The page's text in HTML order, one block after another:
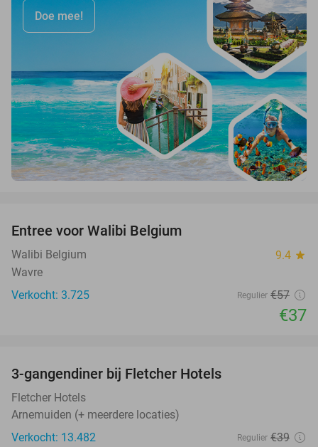
Doe mee!
Entree voor Walibi Belgium
Walibi Belgium 9.4 star
Wavre
Verkocht: 3.725
Regulier €57
€37
3-gangendiner bij Fletcher Hotels
Fletcher Hotels
Arnemuiden (+ meerdere locaties)
Verkocht: 13.482
Regulier €39